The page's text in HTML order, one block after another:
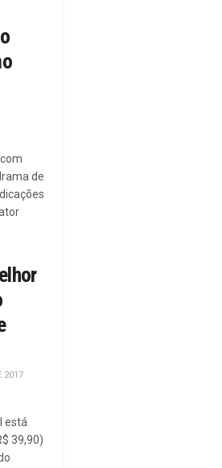
de
2017
está
39,90)